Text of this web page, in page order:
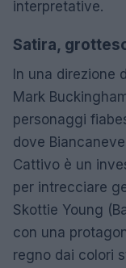
interpretative.
Satira,
In una direzione
Mark
personaggi
dove
Cattivo è un
per intrecciare
Skottie Young
con una
regno dai colori